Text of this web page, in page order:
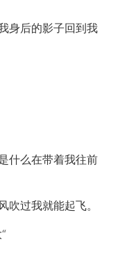
身后的影子回到我
什么在带着我往前
吹过我就能起飞。